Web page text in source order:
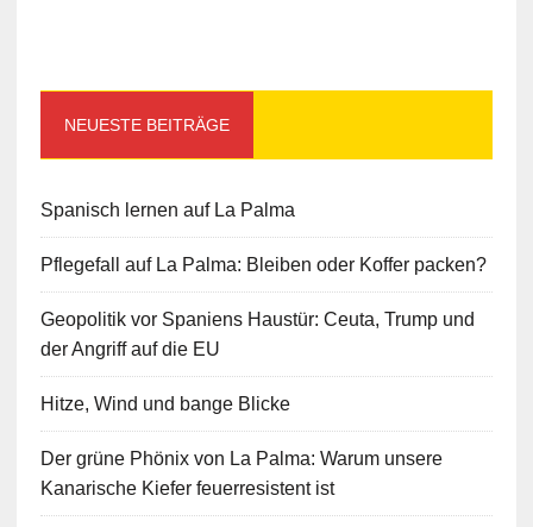
NEUESTE BEITRÄGE
Spanisch lernen auf La Palma
Pflegefall auf La Palma: Bleiben oder Koffer packen?
Geopolitik vor Spaniens Haustür: Ceuta, Trump und
der Angriff auf die EU
Hitze, Wind und bange Blicke
Der grüne Phönix von La Palma: Warum unsere
Kanarische Kiefer feuerresistent ist